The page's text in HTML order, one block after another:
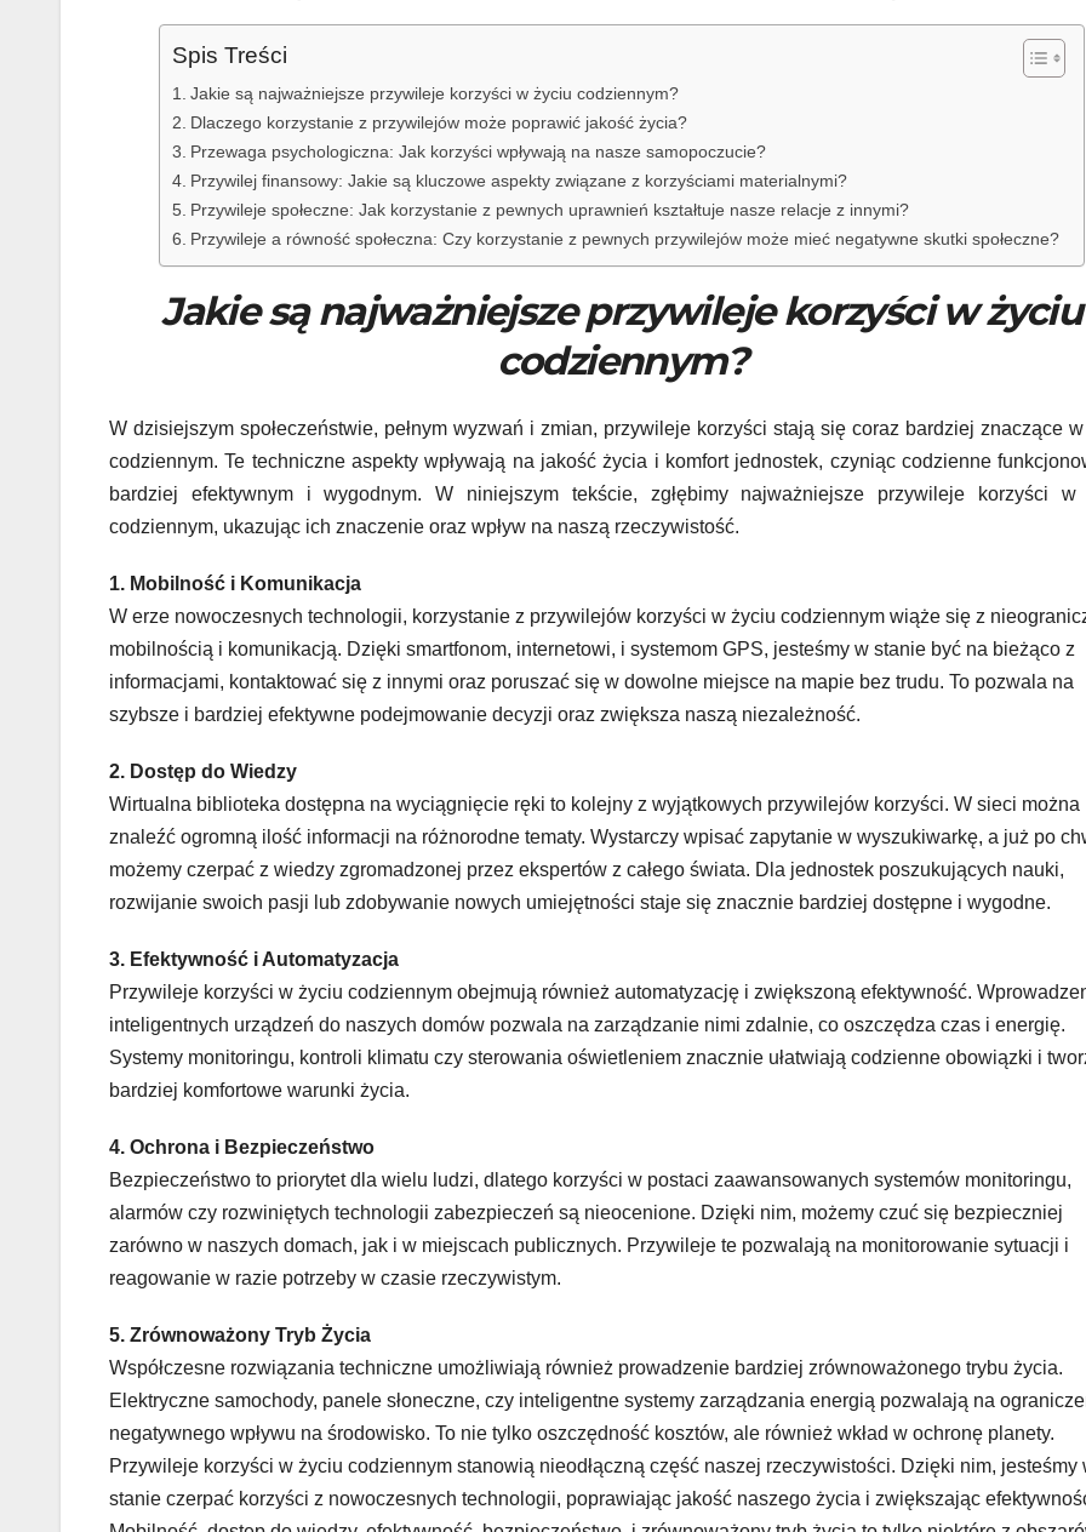
Spis Treści
Jakie są najważniejsze przywileje korzyści w życiu codziennym?
Dlaczego korzystanie z przywilejów może poprawić jakość życia?
Przewaga psychologiczna: Jak korzyści wpływają na nasze samopoczucie?
Przywilej finansowy: Jakie są kluczowe aspekty związane z korzyściami materialnymi?
Przywileje społeczne: Jak korzystanie z pewnych uprawnień kształtuje nasze relacje z innymi?
Przywileje a równość społeczna: Czy korzystanie z pewnych przywilejów może mieć negatywne skutki społeczne?
Jakie są najważniejsze przywileje korzyści w życiu
codziennym?
W dzisiejszym społeczeństwie, pełnym wyzwań i zmian, przywileje korzyści stają się coraz bardziej znaczące
codziennym. Te techniczne aspekty wpływają na jakość życia i komfort jednostek, czyniąc codzienne
bardziej efektywnym i wygodnym. W niniejszym tekście, zgłębimy najważniejsze przywileje korzyści w
codziennym, ukazując ich znaczenie oraz wpływ na naszą rzeczywistość.
1. Mobilność i Komunikacja
W erze nowoczesnych technologii, korzystanie z przywilejów korzyści w życiu codziennym wiąże się z
mobilnością i komunikacją. Dzięki smartfonom, internetowi, i systemom GPS, jesteśmy w stanie być na bieżąco z
informacjami, kontaktować się z innymi oraz poruszać się w dowolne miejsce na mapie bez trudu. To pozwala na
szybsze i bardziej efektywne podejmowanie decyzji oraz zwiększa naszą niezależność.
2. Dostęp do Wiedzy
Wirtualna biblioteka dostępna na wyciągnięcie ręki to kolejny z wyjątkowych przywilejów korzyści. W sieci można
znaleźć ogromną ilość informacji na różnorodne tematy. Wystarczy wpisać zapytanie w wyszukiwarkę, a już po
możemy czerpać z wiedzy zgromadzonej przez ekspertów z całego świata. Dla jednostek poszukujących nauki,
rozwijanie swoich pasji lub zdobywanie nowych umiejętności staje się znacznie bardziej dostępne i wygodne.
3. Efektywność i Automatyzacja
Przywileje korzyści w życiu codziennym obejmują również automatyzację i zwiększoną efektywność.
inteligentnych urządzeń do naszych domów pozwala na zarządzanie nimi zdalnie, co oszczędza czas i energię.
Systemy monitoringu, kontroli klimatu czy sterowania oświetleniem znacznie ułatwiają codzienne obowiązki i
bardziej komfortowe warunki życia.
4. Ochrona i Bezpieczeństwo
Bezpieczeństwo to priorytet dla wielu ludzi, dlatego korzyści w postaci zaawansowanych systemów monitoringu,
alarmów czy rozwiniętych technologii zabezpieczeń są nieocenione. Dzięki nim, możemy czuć się bezpieczniej
zarówno w naszych domach, jak i w miejscach publicznych. Przywileje te pozwalają na monitorowanie sytuacji i
reagowanie w razie potrzeby w czasie rzeczywistym.
5. Zrównoważony Tryb Życia
Współczesne rozwiązania techniczne umożliwiają również prowadzenie bardziej zrównoważonego trybu życia.
Elektryczne samochody, panele słoneczne, czy inteligentne systemy zarządzania energią pozwalają na
negatywnego wpływu na środowisko. To nie tylko oszczędność kosztów, ale również wkład w ochronę planety.
Przywileje korzyści w życiu codziennym stanowią nieodłączną część naszej rzeczywistości. Dzięki nim, jesteśmy
stanie czerpać korzyści z nowoczesnych technologii, poprawiając jakość naszego życia i zwiększając